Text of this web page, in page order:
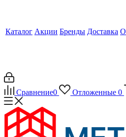
Каталог Акции Бренды Доставка
Сравнение0 Отложенные 0